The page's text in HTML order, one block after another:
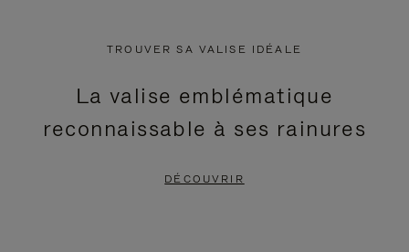
TROUVER SA VALISE IDÉALE
La valise emblématique
reconnaissable à ses rainures
DÉCOUVRIR